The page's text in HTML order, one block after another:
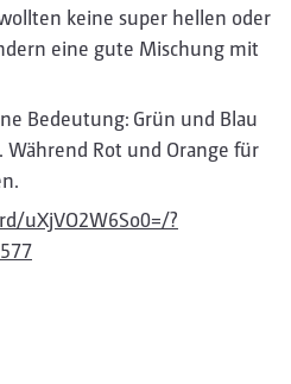
keine super hellen oder
eine gute Mischung mit
Bedeutung: Grün und Blau
Rot und Orange für
uXjVO2W6So0=/?